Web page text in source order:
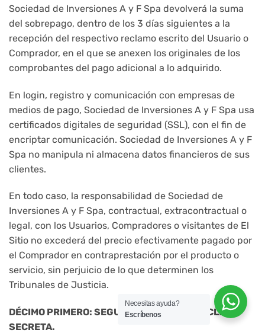
Sociedad de Inversiones A y F Spa devolverá la suma
del sobrepago, dentro de los 3 días siguientes a la
recepción del respectivo reclamo escrito del Usuario o
Comprador, en el que se anexen los originales de los
comprobantes del pago adicional a lo adquirido.
En login, registro y comunicación con empresas de
medios de pago, Sociedad de Inversiones A y F Spa usa
certificados digitales de seguridad (SSL), con el fin de
encriptar comunicación. Sociedad de Inversiones A y F
Spa no manipula ni almacena datos financieros de sus
clientes.
En todo caso, la responsabilidad de Sociedad de
Inversiones A y F Spa, contractual, extracontractual o
legal, con los Usuarios, Compradores o visitantes de El
Sitio no excederá del precio efectivamente pagado por
el Comprador en contraprestación por el producto o
servicio, sin perjuicio de lo que determinen los
Tribunales de Justicia.
DÉCIMO PRIMERO: SEGURIDAD DE DATOS Y CLAVE
SECRETA.
Necesitas ayuda?
Escríbenos